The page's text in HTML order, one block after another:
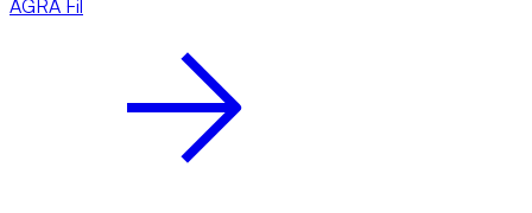
AGRA Fil